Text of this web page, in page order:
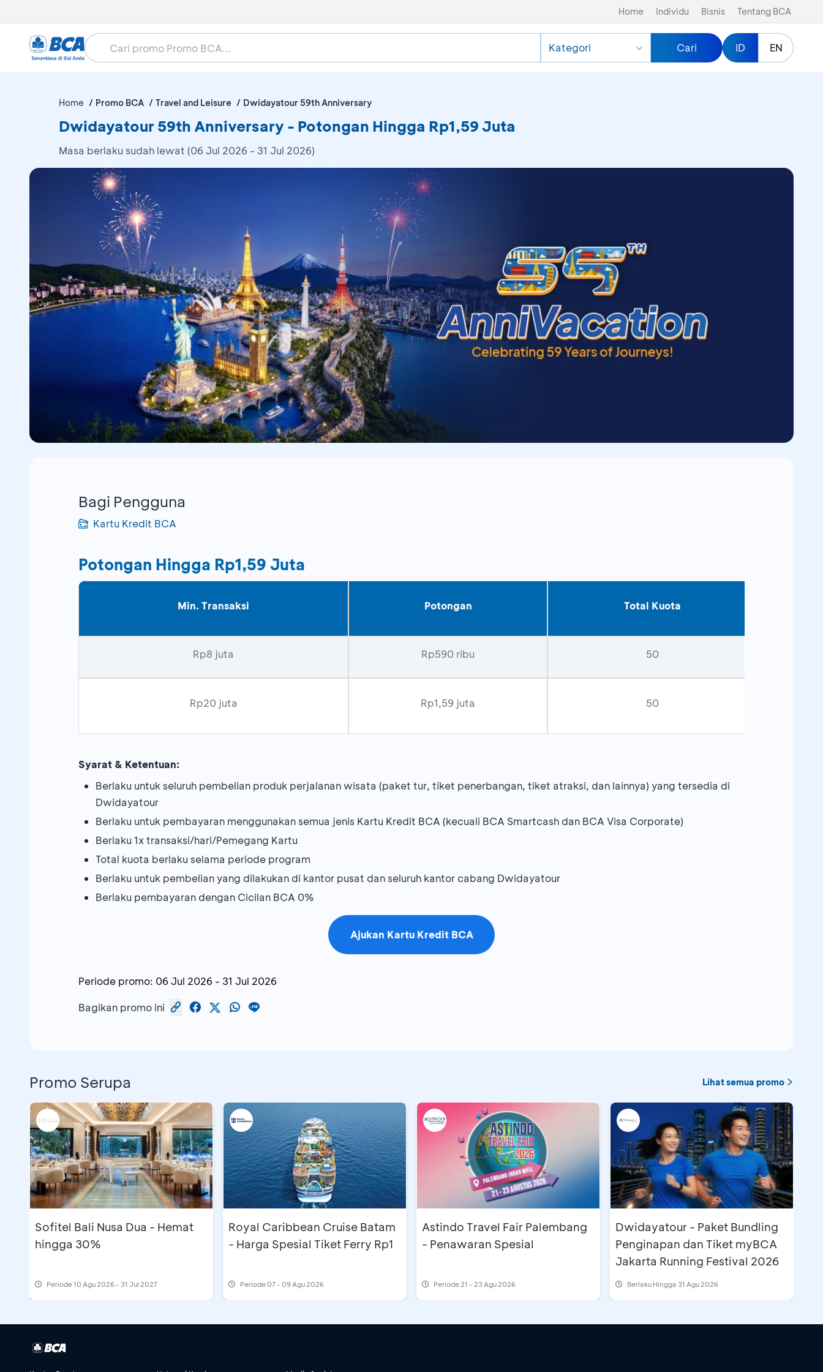
Home Individu Bisnis Tentang BCA
Kategori Cari ID EN
Home Promo BCA Travel and Leisure Dwidayatour 59th Anniversary
Dwidayatour 59th Anniversary - Potongan Hingga Rp1,59 Juta
Masa berlaku sudah lewat (06 Jul 2026 - 31 Jul 2026)
Bagi Pengguna
Kartu Kredit BCA
Potongan Hingga Rp1,59 Juta
Min. Transaksi Potongan Total Kuota
Rp8 juta Rp590 ribu 50
Rp20 juta Rp1,59 juta 50
Syarat & Ketentuan:
Berlaku untuk seluruh pembelian produk perjalanan wisata (paket tur, tiket penerbangan, tiket atraksi, dan lainnya) yang tersedia di
Dwidayatour
Berlaku untuk pembayaran menggunakan semua jenis Kartu Kredit BCA (kecuali BCA Smartcash dan BCA Visa Corporate)
Berlaku 1x transaksi/hari/Pemegang Kartu
Total kuota berlaku selama periode program
Berlaku untuk pembelian yang dilakukan di kantor pusat dan seluruh kantor cabang Dwidayatour
Berlaku pembayaran dengan Cicilan BCA 0%
Ajukan Kartu Kredit BCA
Periode promo: 06 Jul 2026 - 31 Jul 2026
Bagikan promo ini
Promo Serupa Lihat semua promo
Sofitel Bali Nusa Dua - Hemat
hingga 30%
Periode10 Agu 2026 - 31 Jul 2027
Royal Caribbean Cruise Batam
- Harga Spesial Tiket Ferry Rp1
Periode07 - 09 Agu 2026
Astindo Travel Fair Palembang
- Penawaran Spesial
Periode21 - 23 Agu 2026
Dwidayatour - Paket Bundling
Penginapan dan Tiket myBCA
Jakarta Running Festival 2026
Berlaku Hingga 31 Agu 2026